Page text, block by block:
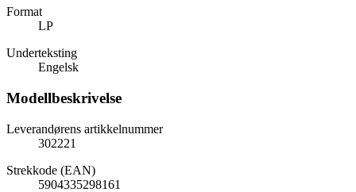
Format
LP
Underteksting
Engelsk
Modellbeskrivelse
Leverandørens artikkelnummer
302221
Strekkode (EAN)
5904335298161